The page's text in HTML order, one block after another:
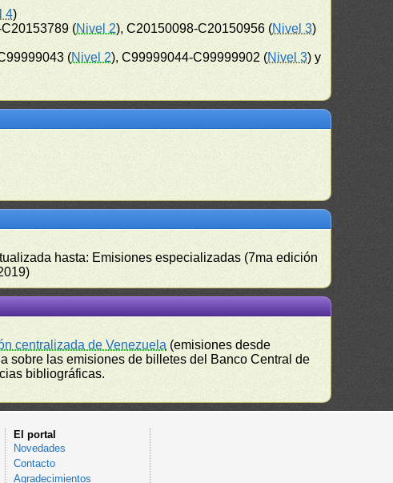
4)
(Nivel 2), C20150098-C20150956 (Nivel 3)
(Nivel 2), C99999044-C99999902 (Nivel 3) y
hasta: Emisiones especializadas (7ma edición
centralizada de Venezuela (emisiones desde
sobre las emisiones de billetes del Banco Central de
bibliográficas.
El portal
Novedades
Contacto
Agradecimientos